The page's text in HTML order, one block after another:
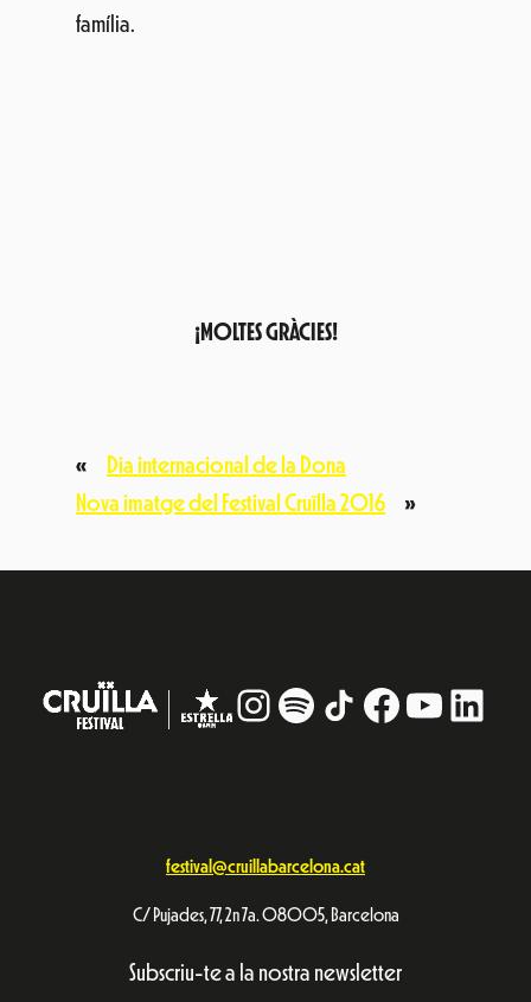
família.
¡MOLTES GRÀCIES!
«
Dia internacional de la Dona
Nova imatge del Festival Cruïlla 2016
»
Instagram
# TikTokFacebook
festival@cruillabarcelona.cat
C/ Pujades, 77, 2n 7a. 08005, Barcelona
Subscriu-te a la nostra newsletter